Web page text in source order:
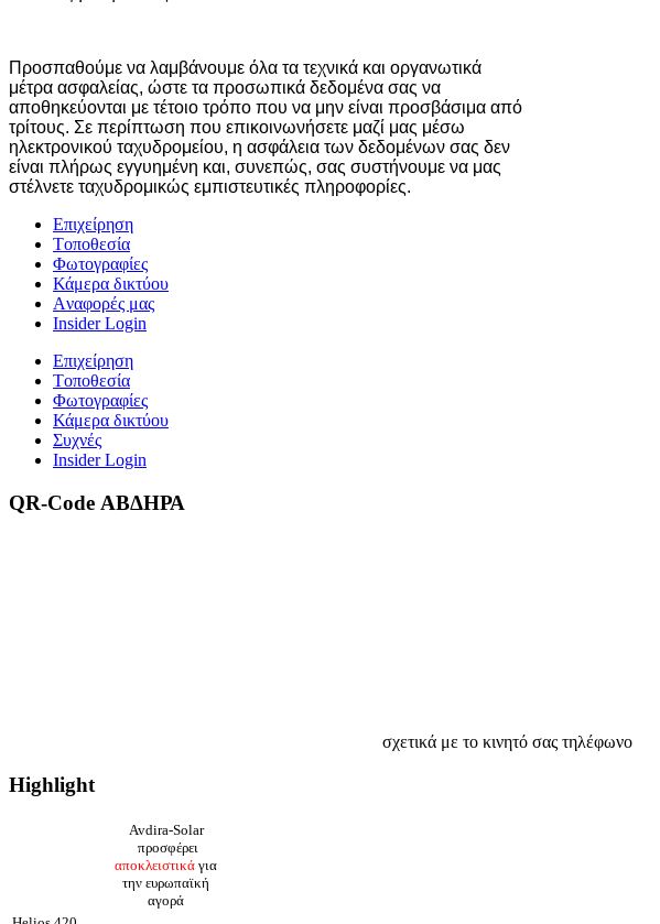
Προσπαθούμε να λαμβάνουμε όλα τα τεχνικά και οργανωτικά
μέτρα ασφαλείας, ώστε τα προσωπικά δεδομένα σας να
αποθηκεύονται με τέτοιο τρόπο που να μην είναι προσβάσιμα από
τρίτους. Σε περίπτωση που επικοινωνήσετε μαζί μας μέσω
ηλεκτρονικού ταχυδρομείου, η ασφάλεια των δεδομένων σας δεν
είναι πλήρως εγγυημένη και, συνεπώς, σας συστήνουμε να μας
στέλνετε ταχυδρομικώς εμπιστευτικές πληροφορίες.
Επιχείρηση
Tοποθεσία
Φωτογραφίες
Κάμερα δικτύου
Aναφορές μας
Insider Login
Επιχείρηση
Tοποθεσία
Φωτογραφίες
Κάμερα δικτύου
Συχνές
Insider Login
QR-Code ΑΒΔΗΡΑ
σχετικά με το κινητό σας τηλέφωνο
Highlight
Avdira-Solar
προσφέρει
αποκλειστικά για
την ευρωπαϊκή
αγορά